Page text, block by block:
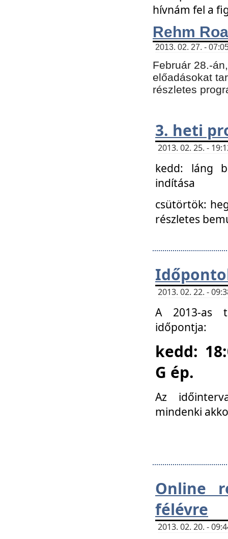
hívnám fel a
Rehm
2013. 02. 27. -
Február 28.-
előadásokat
részletes
3. heti
2013. 02. 25. -
kedd: láng
indítása
csütörtök:
részletes
2013. 02. 22. -
A 2013-as
időpontja:
kedd:
G ép.
Az
mindenki
Online
félévre
2013. 02. 20. -